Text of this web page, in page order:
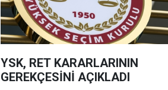
YSK, RET KARARLARININ
GEREKÇESİNİ AÇIKLADI